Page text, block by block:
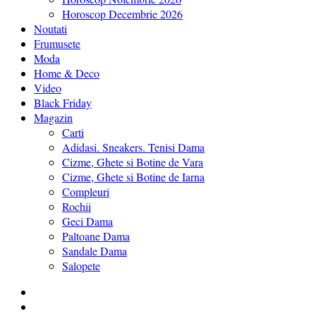
Horoscop Decembrie 2026
Noutati
Frumusete
Moda
Home & Deco
Video
Black Friday
Magazin
Carti
Adidasi. Sneakers. Tenisi Dama
Cizme, Ghete si Botine de Vara
Cizme, Ghete si Botine de Iarna
Compleuri
Rochii
Geci Dama
Paltoane Dama
Sandale Dama
Salopete